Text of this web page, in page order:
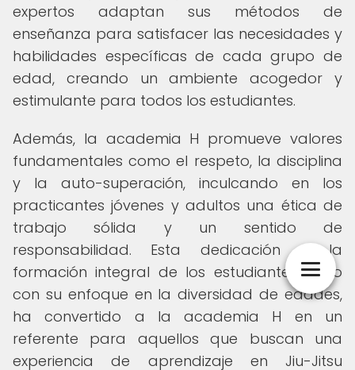
expertos adaptan sus métodos de
enseñanza para satisfacer las necesidades y
habilidades específicas de cada grupo de
edad, creando un ambiente acogedor y
estimulante para todos los estudiantes.
Además, la academia H promueve valores
fundamentales como el respeto, la disciplina
y la auto-superación, inculcando en los
practicantes jóvenes y adultos una ética de
trabajo sólida y un sentido de
responsabilidad. Esta dedicación a la
formación integral de los estudiantes, junto
con su enfoque en la diversidad de edades,
ha convertido a la academia H en un
referente para aquellos que buscan una
experiencia de aprendizaje en Jiu-Jitsu